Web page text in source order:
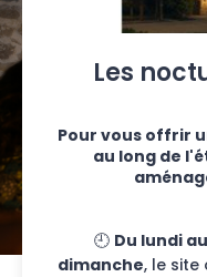
Les
Pour vous offrir
au long de
🕘 Du lundi
dimanche, le site